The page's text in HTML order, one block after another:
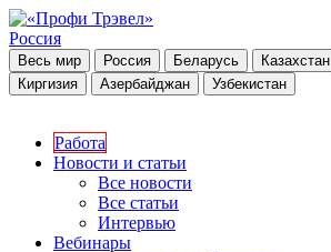
Россия
Весь мир Россия Беларусь Казахстан
Киргизия
Азербайджан Узбекистан
Работа
Новости и статьи
Все новости
Все статьи
Интервью
Вебинары